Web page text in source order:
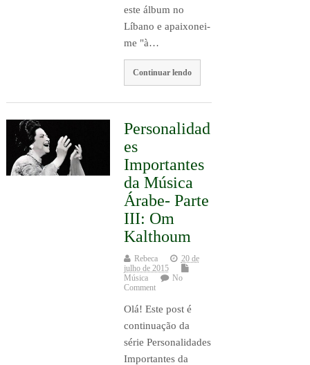
este álbum no
Líbano e apaixonei-
me "à…
Continuar lendo
Personalidad
es
Importantes
da Música
Árabe- Parte
III: Om
Kalthoum
Rebeca
20 de
julho de 2015
Música
No
Comment
Olá! Este post é
continuação da
série Personalidades
Importantes da